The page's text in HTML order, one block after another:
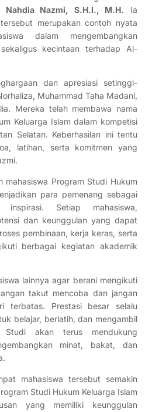
Nahdia Nazmi, S.H.I., M.H. Ia
merupakan contoh nyata
dalam mengembangkan
kecintaan terhadap Al-
dan apresiasi setinggi-
Muhammad Taha Madani,
Mereka telah membawa nama
Keluarga Islam dalam kompetisi
Selatan. Keberhasilan ini tentu
latihan, serta komitmen yang
mahasiswa Program Studi Hukum
para pemenang sebagai
Setiap mahasiswa,
dan keunggulan yang dapat
pembinaan, kerja keras, serta
berbagai kegiatan akademik
lainnya agar berani mengikuti
takut mencoba dan jangan
terbatas. Prestasi besar selalu
belajar, berlatih, dan mengambil
Studi akan terus mendukung
minat, bakat, dan
mahasiswa tersebut semakin
Studi Hukum Keluarga Islam
yang memiliki keunggulan